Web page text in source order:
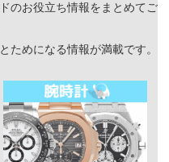
のお役立ち情報をまとめてご
ためになる情報が満載です。